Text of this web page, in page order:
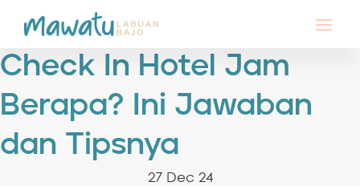
Check In Hotel Jam
Berapa? Ini Jawaban
dan Tipsnya
27 Dec 24